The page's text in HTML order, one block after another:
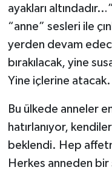
ayakları
“anne” sesleri ile
yerden devam
bırakılacak, yine
Yine içlerine atacak.
Bu ülkede anneler
hatırlanıyor,
beklendi. Hep
Herkes anneden